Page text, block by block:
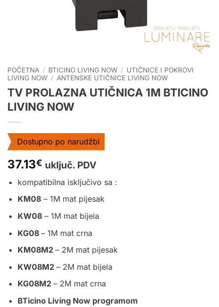
POČETNA / BTICINO LIVING NOW / UTIČNICE I POKROVI
LIVING NOW / ANTENSKE UTIČNICE LIVING NOW
TV PROLAZNA UTIČNICA 1M BTICINO
LIVING NOW
Dostupno po narudžbi
37.13€ uključ. PDV
kompatibilna isključivo sa :
KM08– 1M mat pijesak
KW08– 1M mat bijela
KG08 – 1M mat crna
KM08M2 – 2M mat pijesak
KW08M2 – 2M mat bijela
KG08M2 – 2M mat crna
BTicino Living Now programom